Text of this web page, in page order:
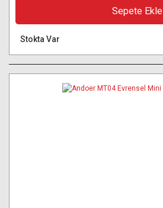
Sepete Ekle
Stokta Var